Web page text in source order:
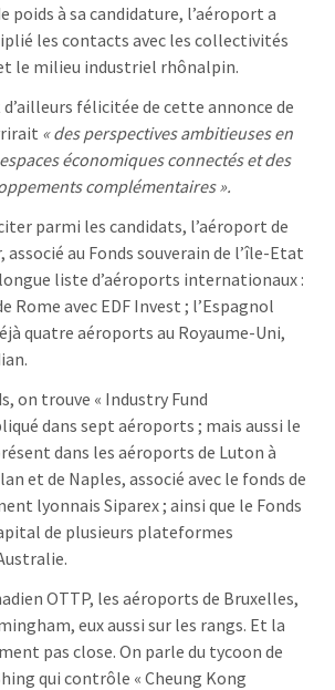
poids à sa candidature, l’aéroport a
les contacts avec les collectivités
le milieu industriel rhônalpin.
d’ailleurs félicitée de cette annonce de
« des perspectives ambitieuses en
économiques connectés et des
complémentaires ».
parmi les candidats, l’aéroport de
associé au Fonds souverain de l’île-Etat
longue liste d’aéroports internationaux :
Rome avec EDF Invest ; l’Espagnol
quatre aéroports au Royaume-Uni,
on trouve « Industry Fund
dans sept aéroports ; mais aussi le
dans les aéroports de Luton à
et de Naples, associé avec le fonds de
lyonnais Siparex ; ainsi que le Fonds
de plusieurs plateformes
OTTP, les aéroports de Bruxelles,
eux aussi sur les rangs. Et la
pas close. On parle du tycoon de
qui contrôle « Cheung Kong